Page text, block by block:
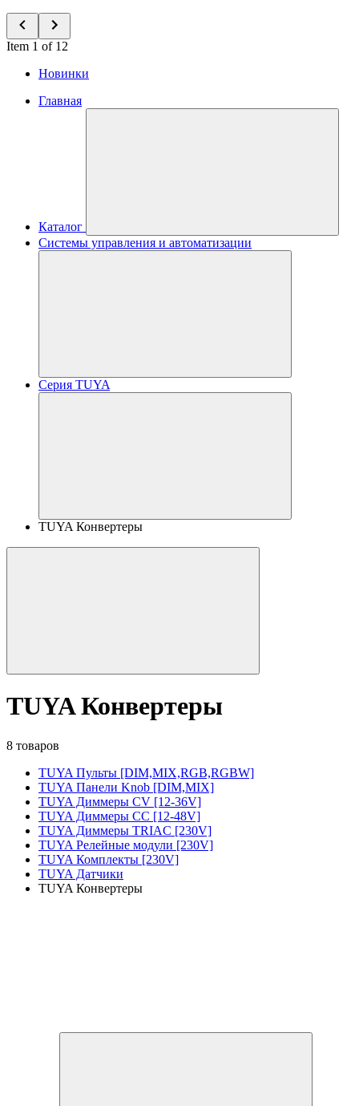
Item 1 of 12
Новинки
Главная
Каталог
Системы управления и автоматизации
Серия TUYA
TUYA Конвертеры
TUYA Конвертеры
8 товаров
TUYA Пульты [DIM,MIX,RGB,RGBW]
TUYA Панели Knob [DIM,MIX]
TUYA Диммеры CV [12-36V]
TUYA Диммеры CC [12-48V]
TUYA Диммеры TRIAC [230V]
TUYA Релейные модули [230V]
TUYA Комплекты [230V]
TUYA Датчики
TUYA Конвертеры